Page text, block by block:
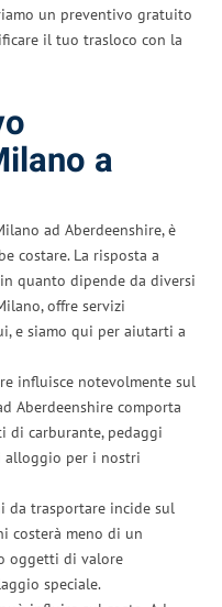
un preventivo gratuito
il tuo trasloco con la
a
ad Aberdeenshire, è
costare. La risposta a
quanto dipende da diversi
offre servizi
e siamo qui per aiutarti a
influisce notevolmente sul
Aberdeenshire comporta
di carburante, pedaggi
alloggio per i nostri
da trasportare incide sul
costerà meno di un
oggetti di valore
speciale.